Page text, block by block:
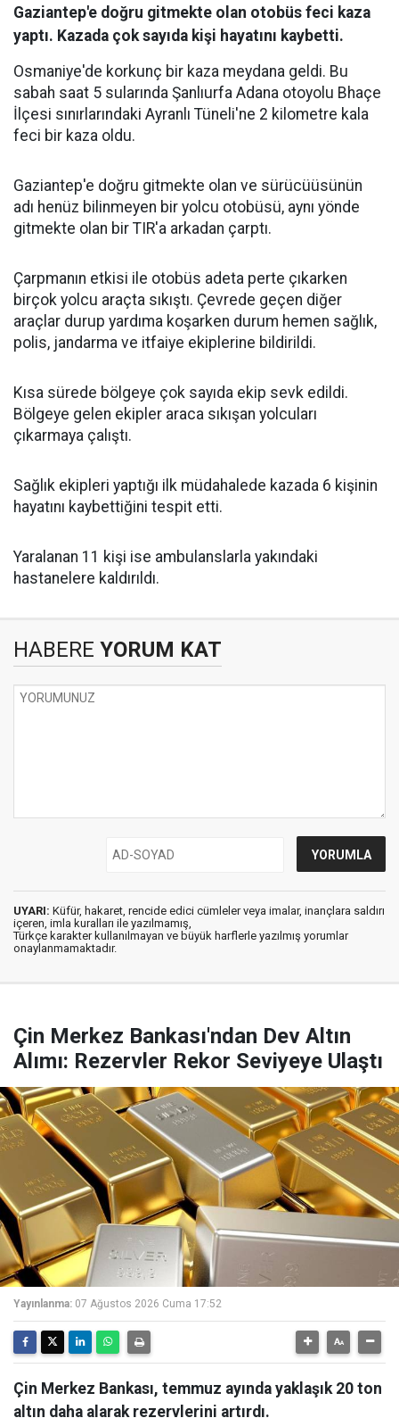
Gaziantep'e doğru gitmekte olan otobüs feci kaza
yaptı. Kazada çok sayıda kişi hayatını kaybetti.
Osmaniye'de korkunç bir kaza meydana geldi. Bu
sabah saat 5 sularında Şanlıurfa Adana otoyolu Bhaçe
İlçesi sınırlarındaki Ayranlı Tüneli'ne 2 kilometre kala
feci bir kaza oldu.
Gaziantep'e doğru gitmekte olan ve sürücüüsünün
adı henüz bilinmeyen bir yolcu otobüsü, aynı yönde
gitmekte olan bir TIR'a arkadan çarptı.
Çarpmanın etkisi ile otobüs adeta perte çıkarken
birçok yolcu araçta sıkıştı. Çevrede geçen diğer
araçlar durup yardıma koşarken durum hemen sağlık,
polis, jandarma ve itfaiye ekiplerine bildirildi.
Kısa sürede bölgeye çok sayıda ekip sevk edildi.
Bölgeye gelen ekipler araca sıkışan yolcuları
çıkarmaya çalıştı.
Sağlık ekipleri yaptığı ilk müdahalede kazada 6 kişinin
hayatını kaybettiğini tespit etti.
Yaralanan 11 kişi ise ambulanslarla yakındaki
hastanelere kaldırıldı.
HABERE YORUM KAT
UYARI: Küfür, hakaret, rencide edici cümleler veya imalar, inançlara saldırı
içeren, imla kuralları ile yazılmamış,
Türkçe karakter kullanılmayan ve büyük harflerle yazılmış yorumlar
onaylanmamaktadır.
Çin Merkez Bankası'ndan Dev Altın
Alımı: Rezervler Rekor Seviyeye Ulaştı
Yayınlanma: 07 Ağustos 2026 Cuma 17:52
Çin Merkez Bankası, temmuz ayında yaklaşık 20 ton
altın daha alarak rezervlerini artırdı.